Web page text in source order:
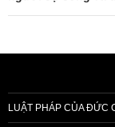
LUẬT PHÁP CỦA ĐỨC